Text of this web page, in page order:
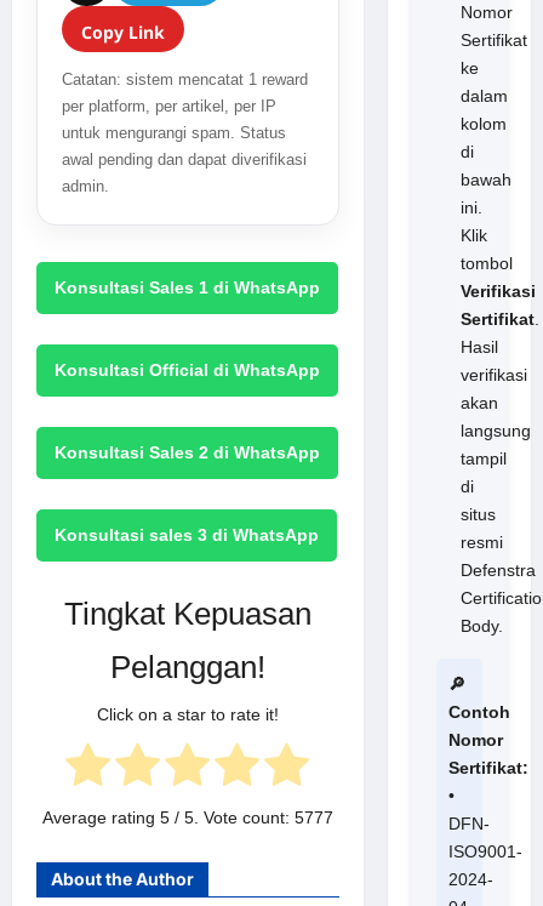
Copy Link
Catatan: sistem mencatat 1 reward
per platform, per artikel, per IP
untuk mengurangi spam. Status
awal pending dan dapat diverifikasi
admin.
Konsultasi Sales 1 di WhatsApp
Konsultasi Official di WhatsApp
Konsultasi Sales 2 di WhatsApp
Konsultasi sales 3 di WhatsApp
Tingkat Kepuasan
Pelanggan!
Click on a star to rate it!
Average rating 5/ 5. Vote count: 5777
About the Author
Nomor
Sertifikat
ke
dalam
kolom
di
bawah
ini.
Klik
tombol
Verifikasi
Sertifikat.
Hasil
verifikasi
akan
langsung
tampil
di
situs
resmi
Defenstra
Body.
🔎
Contoh
Nomor
Sertifikat:
•
DFN-
ISO9001-
2024-